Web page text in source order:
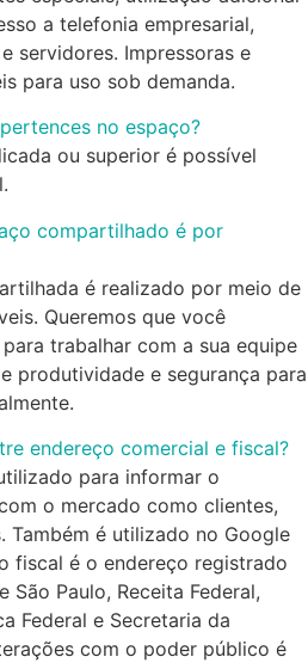
a telefonia empresarial,
servidores. Impressoras e
para uso sob demanda.
no espaço?
ou superior é possível
compartilhado é por
é realizado por meio de
Queremos que você
trabalhar com a sua equipe
produtividade e segurança para
endereço comercial e fiscal?
para informar o
o mercado como clientes,
Também é utilizado no Google
fiscal é o endereço registrado
São Paulo, Receita Federal,
Federal e Secretaria da
com o poder público é